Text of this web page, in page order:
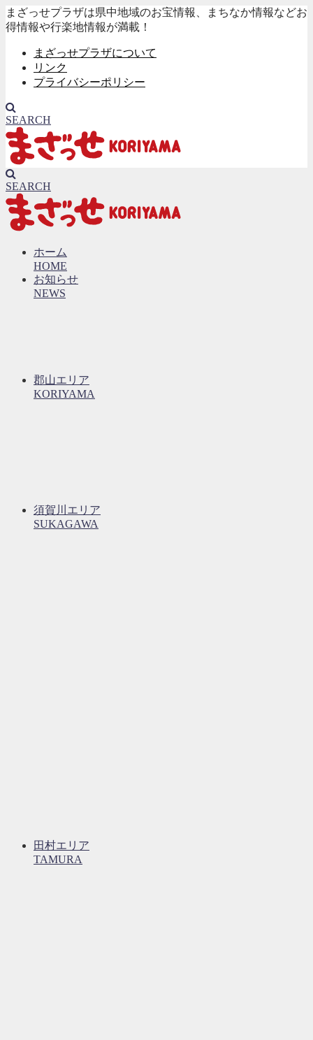
まざっせプラザは県中地域のお宝情報、まちなか情報などお
得情報や行楽地情報が満載！
まざっせプラザについて
リンク
プライバシーポリシー
SEARCH
SEARCH
ホーム
HOME
お知らせ
NEWS
郡山エリア
KORIYAMA
須賀川エリア
SUKAGAWA
田村エリア
TAMURA